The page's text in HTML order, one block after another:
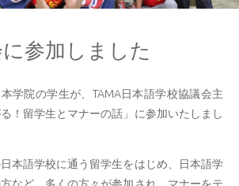
参加しました
学院の学生が、TAMA日本語学校協議会主
！留学生とマナーの話」に参加いたしまし
本語学校に通う留学生をはじめ、日本語学